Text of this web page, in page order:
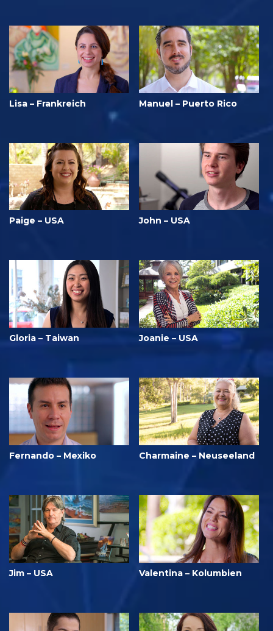
Lisa – Frankreich Manuel – Puerto Rico
Paige – USA John – USA
Gloria – Taiwan Joanie – USA
Fernando – Mexiko Charmaine – Neuseeland
Jim – USA Valentina – Kolumbien